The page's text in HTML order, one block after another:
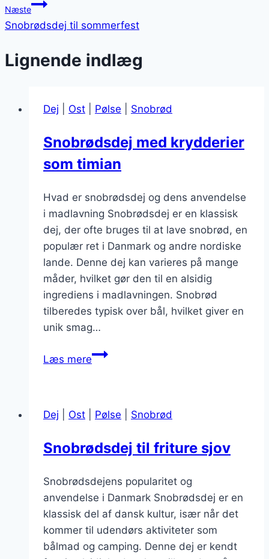
Næste
Snobrødsdej til sommerfest
Lignende indlæg
Dej Ost Pølse Snobrød
Snobrødsdej med krydderier
som timian
Hvad er snobrødsdej og dens anvendelse
i madlavning Snobrødsdej er en klassisk
dej, der ofte bruges til at lave snobrød, en
populær ret i Danmark og andre nordiske
lande. Denne dej kan varieres på mange
måder, hvilket gør den til en alsidig
ingrediens i madlavningen. Snobrød
tilberedes typisk over bål, hvilket giver en
unik smag…
Læs mereSnobrødsdej
timian
Dej Ost Pølse Snobrød
Snobrødsdej til friture sjov
Snobrødsdejens popularitet og
anvendelse i Danmark Snobrødsdej er en
klassisk del af dansk kultur, især når det
kommer til udendørs aktiviteter som
bålmad og camping. Denne dej er kendt